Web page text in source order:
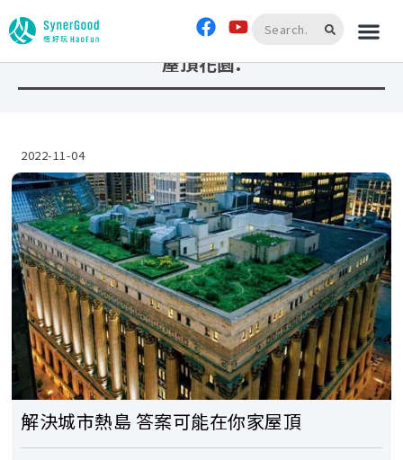
首頁»屋頂花園.
屋頂花園.
2022-11-04
解決城市熱島 答案可能在你家屋頂